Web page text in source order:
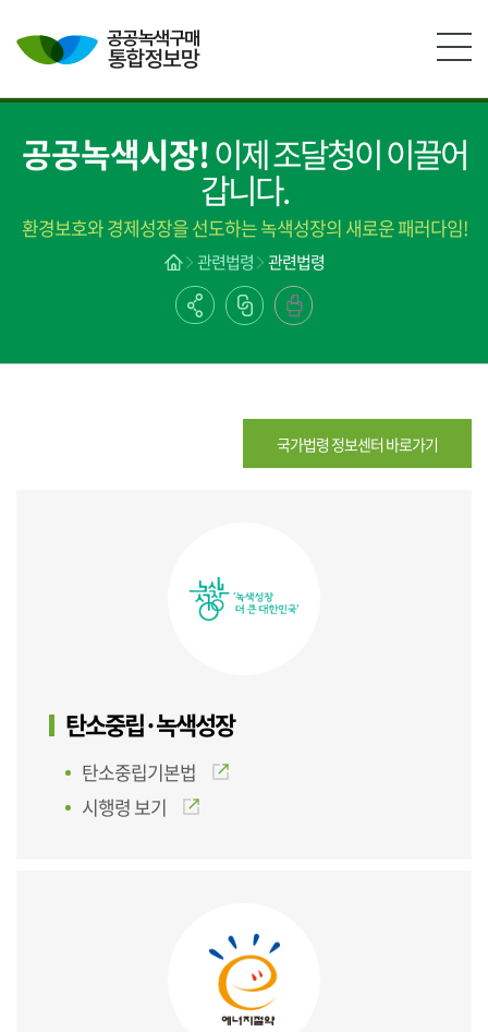
공공녹색시장!이제 조달청이 이끌어
갑니다.
환경보호와 경제성장을 선도하는 녹색성장의 새로운 패러다임!
관련법령 관련법령
국가법령 정보센터 바로가기
탄소중립·녹색성장
탄소중립기본법
시행령 보기